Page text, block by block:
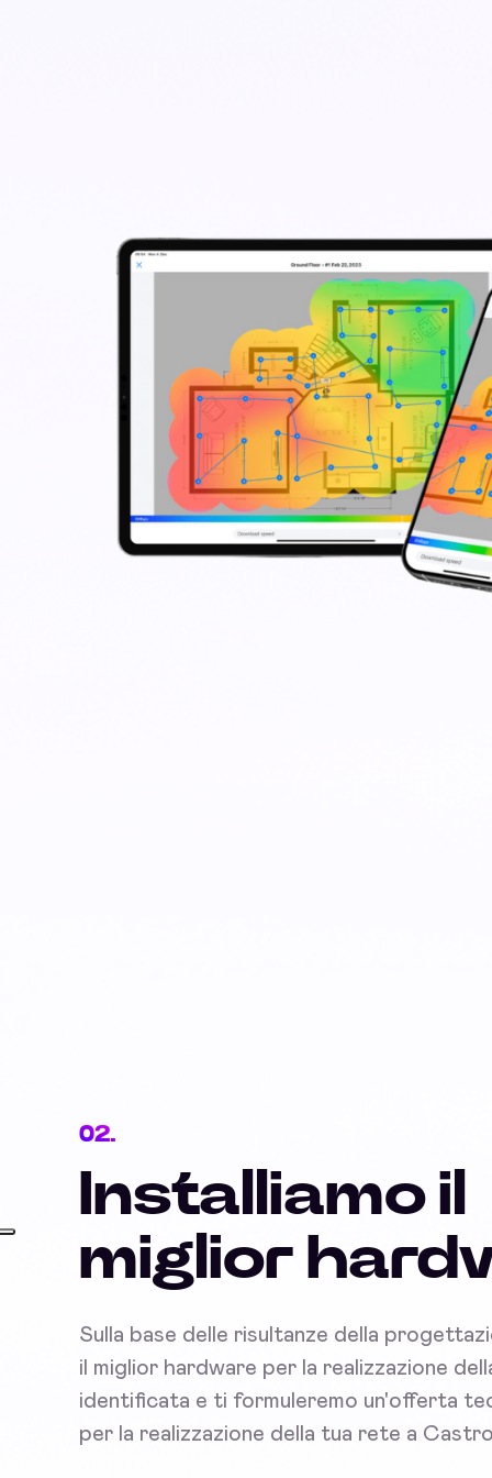
02.
Installiamo il
miglior
Sulla base delle risultanze della
il miglior hardware per la realizzazione
identificata e ti formuleremo un'offerta
per la realizzazione della tua rete a